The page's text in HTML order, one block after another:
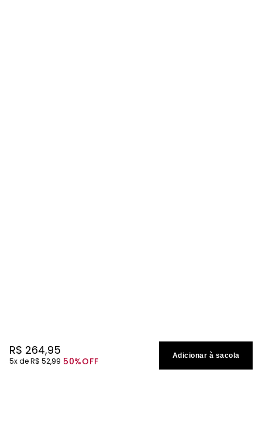
R$ 264,95
5 R$ 52,99 50%OFF Adicionar à sacola